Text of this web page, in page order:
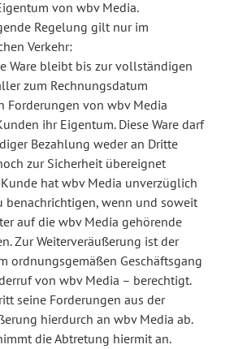
von wbv Media.
Regelung gilt nur im
Verkehr:
Ware bleibt bis zur vollständigen
zum Rechnungsdatum
Forderungen von wbv Media
ihr Eigentum. Diese Ware darf
Bezahlung weder an Dritte
zur Sicherheit übereignet
hat wbv Media unverzüglich
benachrichtigen, wenn und soweit
auf die wbv Media gehörende
Zur Weiterveräußerung ist der
ordnungsgemäßen Geschäftsgang
von wbv Media – berechtigt.
seine Forderungen aus der
hierdurch an wbv Media ab.
die Abtretung hiermit an.